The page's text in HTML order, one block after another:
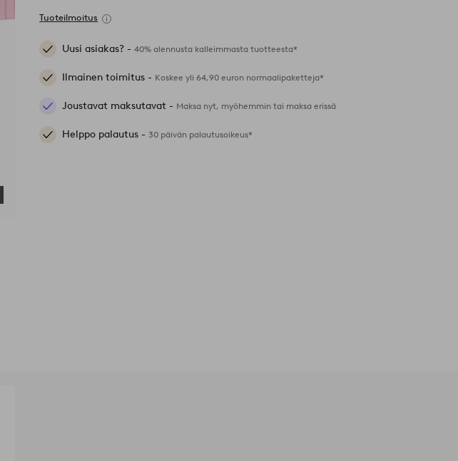
Tuoteilmoitus
Uusi asiakas? -40% alennusta kalleimmasta tuotteesta*
Ilmainen toimitus - Koskee yli 64,90 euron normaalipaketteja*
Joustavat maksutavat - Maksa nyt, myöhemmin tai maksa erissä
Helppo palautus -30 päivän palautusoikeus*